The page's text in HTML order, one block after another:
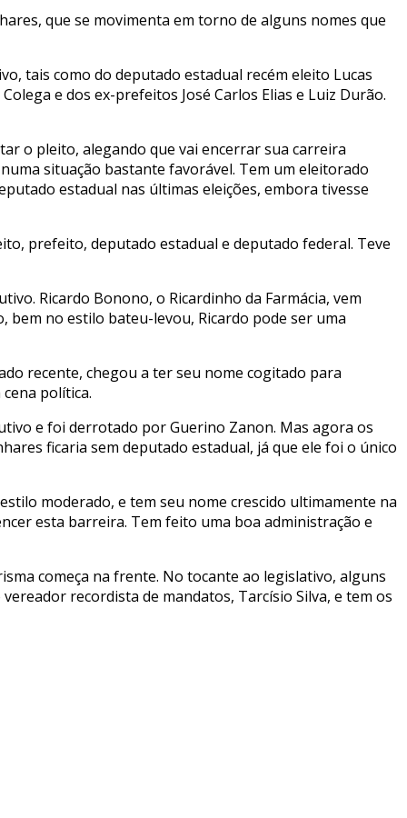
que se movimenta em torno de alguns nomes que
tais como do deputado estadual recém eleito Lucas
e dos ex-prefeitos José Carlos Elias e Luiz Durão.
o pleito, alegando que vai encerrar sua carreira
situação bastante favorável. Tem um eleitorado
estadual nas últimas eleições, embora tivesse
prefeito, deputado estadual e deputado federal. Teve
Ricardo Bonono, o Ricardinho da Farmácia, vem
bem no estilo bateu-levou, Ricardo pode ser uma
recente, chegou a ter seu nome cogitado para
política.
e foi derrotado por Guerino Zanon. Mas agora os
ficaria sem deputado estadual, já que ele foi o único
moderado, e tem seu nome crescido ultimamente na
esta barreira. Tem feito uma boa administração e
começa na frente. No tocante ao legislativo, alguns
recordista de mandatos, Tarcísio Silva, e tem os